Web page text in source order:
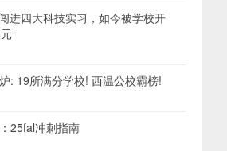
进四大科技实习，如今被学校开
: 19所满分学校! 西温公校霸榜!
25fal冲刺指南